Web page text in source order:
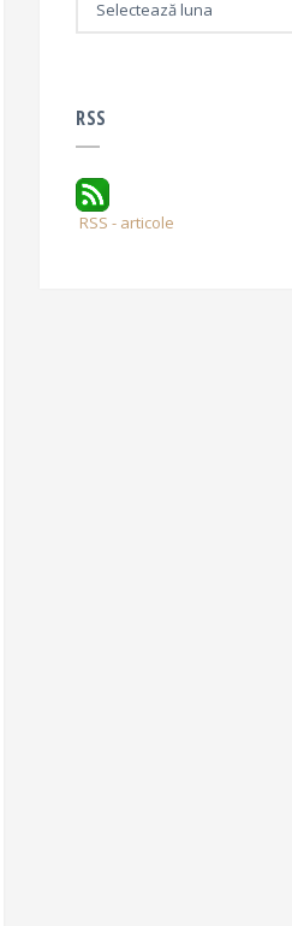
RSS
RSS - articole